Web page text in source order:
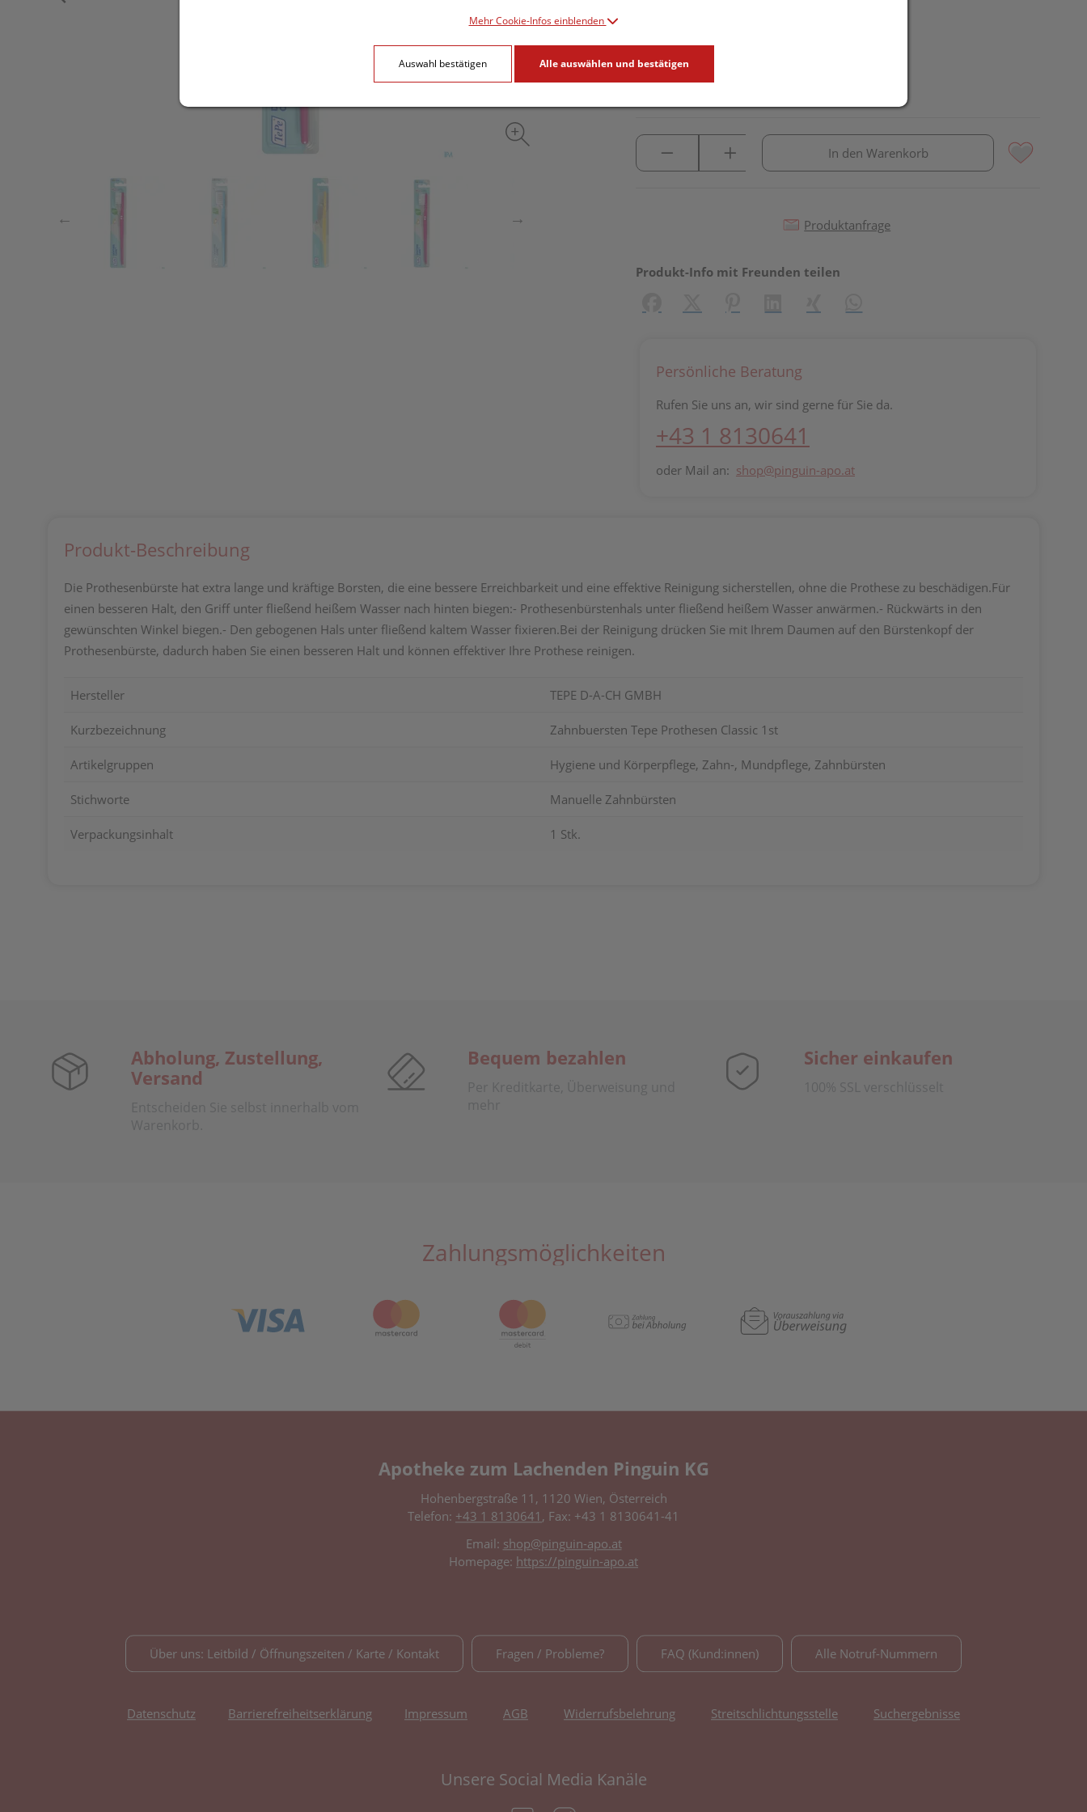
lieferbar
In den Warenkorb
Produktanfrage
Produkt-Info mit Freunden teilen
Persönliche Beratung
Rufen Sie uns an, wir sind gerne für Sie da.
+43 1 8130641
oder Mail an: shop@pinguin-apo.at
Produkt-Beschreibung
Die Prothesenbürste hat extra lange und kräftige Borsten, die eine bessere Erreichbarkeit und eine effektive Reinigung sicherstellen, ohne die Prothese zu beschädigen.Für
einen besseren Halt, den Griff unter fließend heißem Wasser nach hinten biegen:- Prothesenbürstenhals unter fließend heißem Wasser anwärmen.- Rückwärts in den
gewünschten Winkel biegen.- Den gebogenen Hals unter fließend kaltem Wasser fixieren.Bei der Reinigung drücken Sie mit Ihrem Daumen auf den Bürstenkopf der
Prothesenbürste, dadurch haben Sie einen besseren Halt und können effektiver Ihre Prothese reinigen.
Hersteller TEPE D-A-CH GMBH
Kurzbezeichnung Zahnbuersten Tepe Prothesen Classic 1st
Artikelgruppen Hygiene und Körperpflege, Zahn-, Mundpflege, Zahnbürsten
Stichworte Manuelle Zahnbürsten
Verpackungsinhalt 1 Stk.
Abholung, Zustellung,
Versand
Entscheiden Sie selbst innerhalb vom
Warenkorb.
Bequem bezahlen
Per Kreditkarte, Überweisung und
mehr
Sicher einkaufen
100% SSL verschlüsselt
Zahlungsmöglichkeiten
Apotheke zum Lachenden Pinguin KG
Hohenbergstraße 11, 1120 Wien, Österreich
Telefon: +43 1 8130641 , Fax: +43 1 8130641-41
Email: shop@pinguin-apo.at
Homepage: https://pinguin-apo.at
Über uns: Leitbild / Öffnungszeiten / Karte / Kontakt Fragen / Probleme? FAQ (Kund:innen) Alle Notruf-Nummern
Datenschutz Barrierefreiheitserklärung Impressum AGB Widerrufsbelehrung Streitschlichtungsstelle Suchergebnisse
Unsere Social Media Kanäle
Mehr Cookie-Infos einblenden
Auswahl bestätigen Alle auswählen und bestätigen